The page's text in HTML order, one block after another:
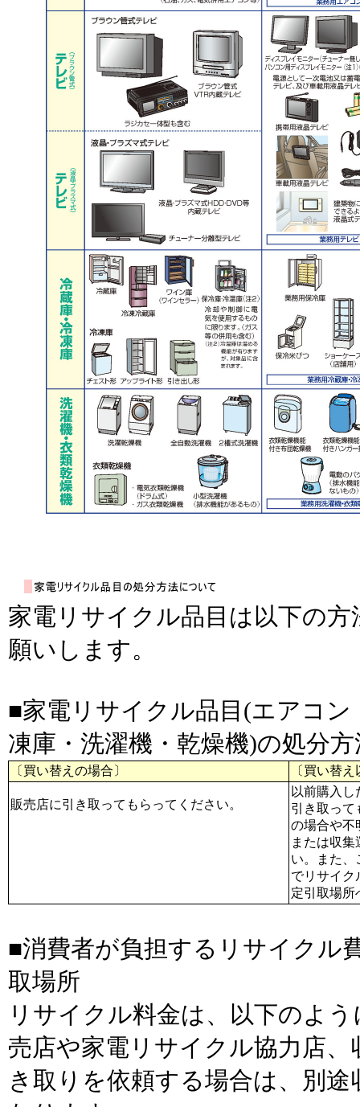
家電リサイクル品目は以下の
願いします。
■家電リサイクル品目(エアコ
凍庫・洗濯機・乾燥機)の処分方
〔買い替えの場合〕 〔買い替
販売店に引き取ってもらってください。
以前購入
引き取って
の場合や不
または収
い。また、
でリサイク
定引取場所
■消費者が負担するリサイク
取場所
リサイクル料金は、以下のよ
売店や家電リサイクル協力店、
き取りを依頼する場合は、別